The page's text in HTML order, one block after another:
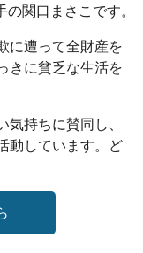
関口まさこです。
に遭って全財産を
きに貧乏な生活を
持ちに賛同し、
動しています。ど